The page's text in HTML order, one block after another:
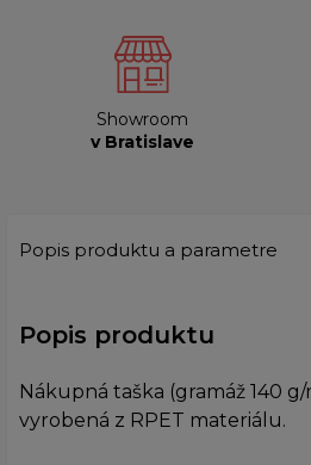
Showroom
v Bratislave
Popis produktu a parametre
Popis produktu
Nákupná taška (gramáž 140
vyrobená z RPET materiálu.